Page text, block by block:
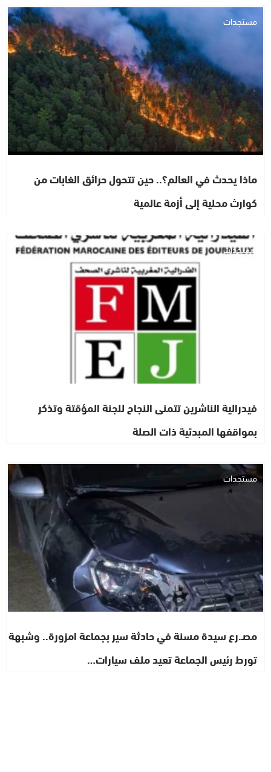
مستجدات
ماذا يحدث في العالم؟.. حين تتحول حرائق الغابات من
كوارث محلية إلى أزمة عالمية
مستجدات
فيدرالية الناشرين تتمنى النجاح للجنة المؤقتة وتذكر
بمواقفها المبدئية ذات الصلة
مستجدات
مصـ.رع سيدة مسنة في حادثة سير بجماعة امزورة.. وشبهة
تورط رئيس الجماعة تعيد ملف سيارات…